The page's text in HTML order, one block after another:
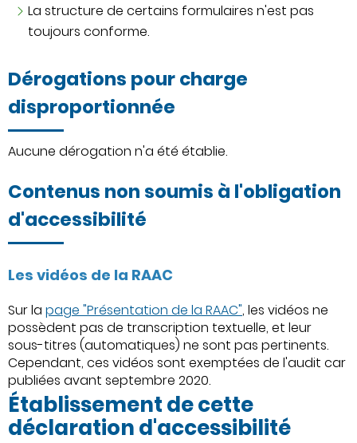
La structure de certains formulaires n'est pas
toujours conforme.
Dérogations pour charge
disproportionnée
Aucune dérogation n'a été établie.
Contenus non soumis à l'obligation
d'accessibilité
Les vidéos de la RAAC
Sur la page "Présentation de la RAAC", les vidéos ne
possèdent pas de transcription textuelle, et leur
sous-titres (automatiques) ne sont pas pertinents.
Cependant, ces vidéos sont exemptées de l'audit car
publiées avant septembre 2020.
Établissement de cette
déclaration d'accessibilité